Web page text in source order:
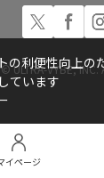
イページ
ULTRA-VYBE, INC.
の利便性向上の
ています